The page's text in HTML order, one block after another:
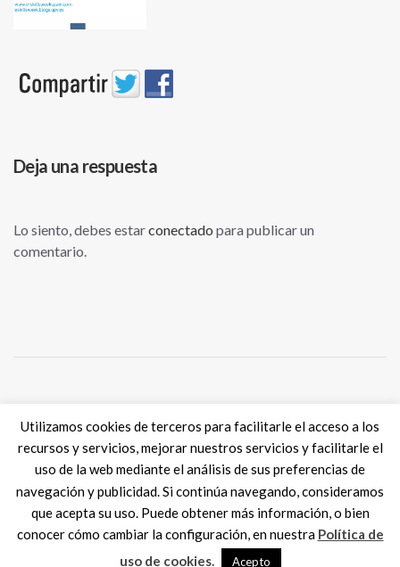
Deja una respuesta
Lo siento, debes estarconectado para publicar un
comentario.
Digital Skills ES2017 SPAIN |Aviso legal|Política de Cookies
MadisonMk
Utilizamos cookies de terceros para facilitarle el acceso a los
recursos y servicios, mejorar nuestros servicios y facilitarle el
uso de la web mediante el análisis de sus preferencias de
navegación y publicidad. Si continúa navegando, consideramos
que acepta su uso. Puede obtener más información, o bien
conocer cómo cambiar la configuración, en nuestra Política de
uso de cookies.
Acepto